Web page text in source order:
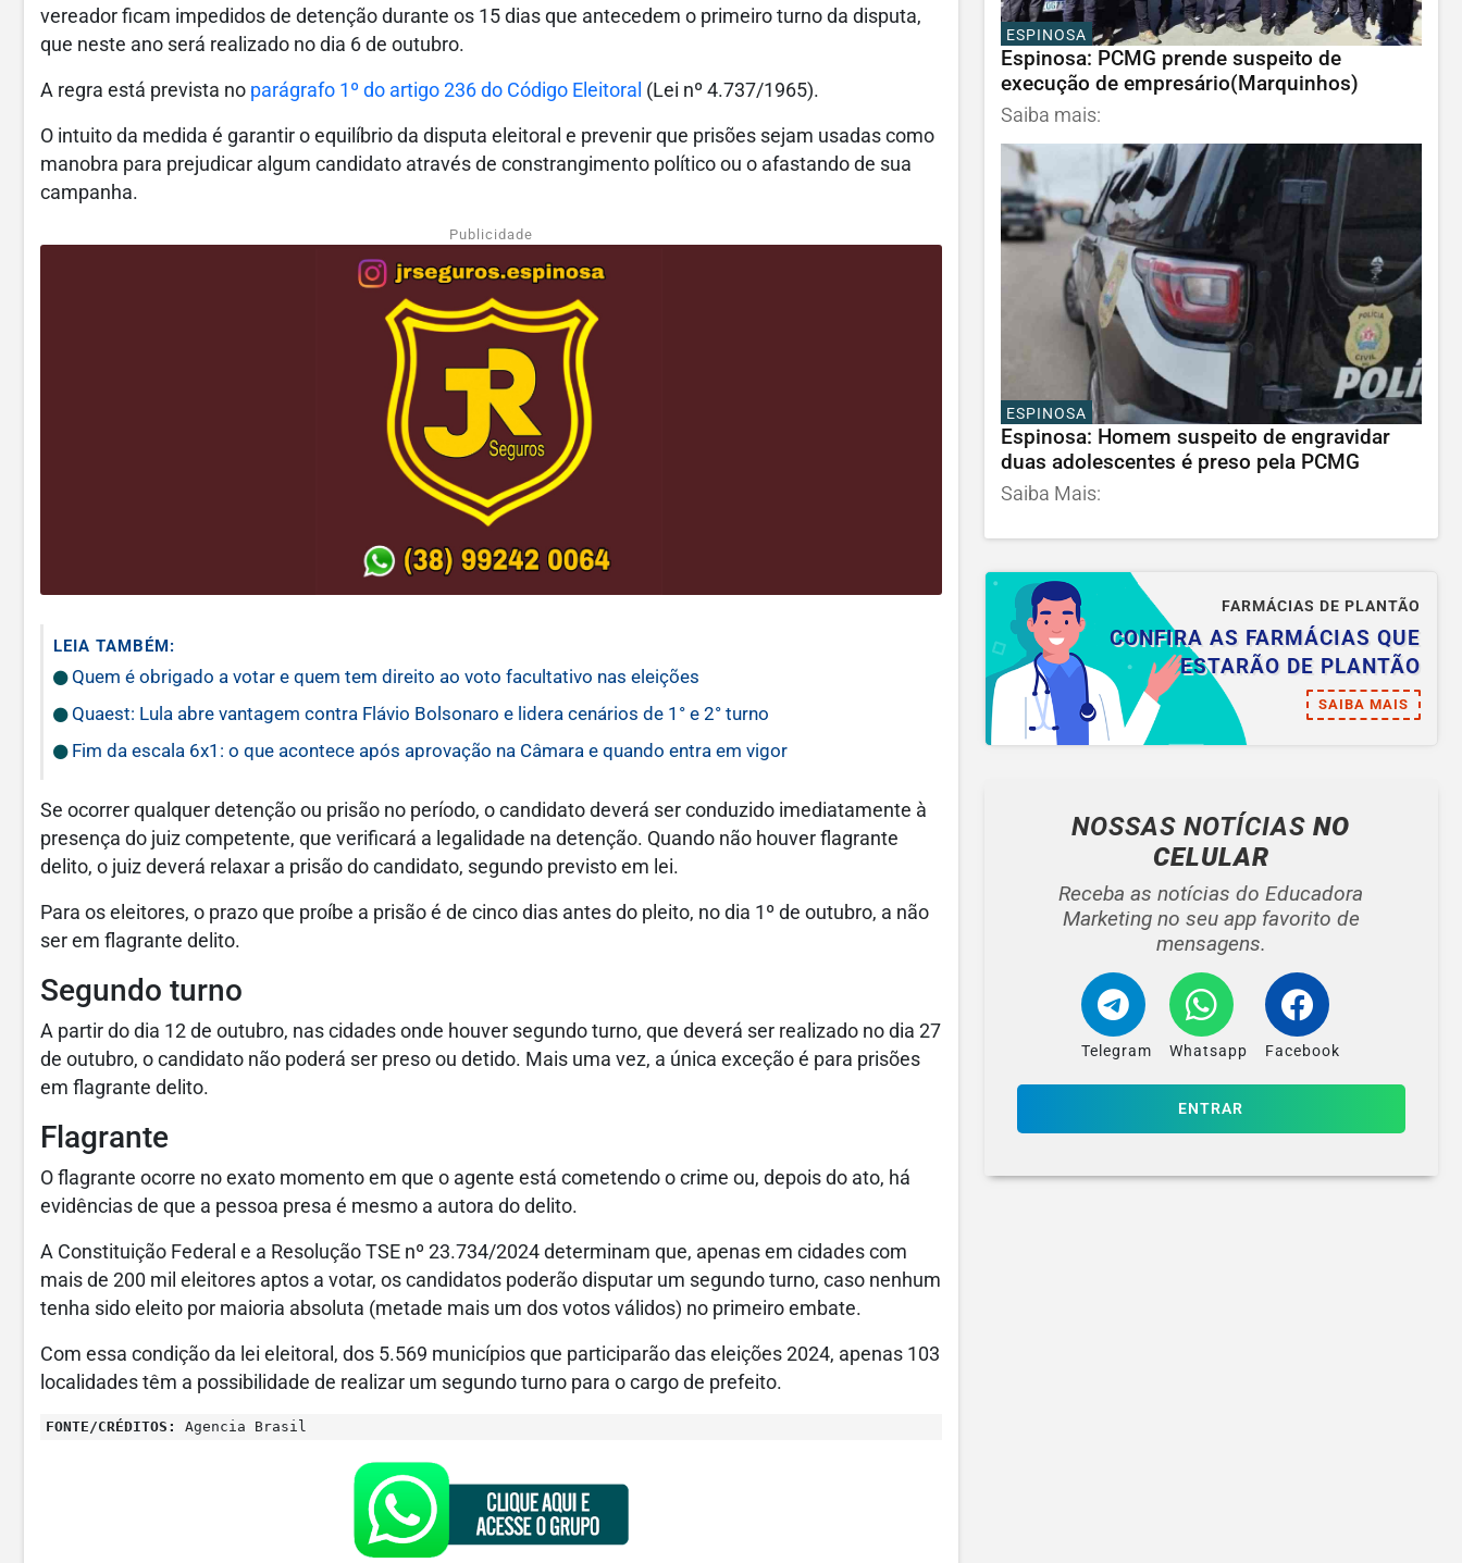
vereador ficam impedidos de detenção durante os 15 dias que antecedem o primeiro turno da disputa,
que neste ano será realizado no dia 6 de outubro.
A regra está prevista no parágrafo 1º do artigo 236 do Código Eleitoral (Lei nº 4.737/1965).
O intuito da medida é garantir o equilíbrio da disputa eleitoral e prevenir que prisões sejam usadas como
manobra para prejudicar algum candidato através de constrangimento político ou o afastando de sua
campanha.
Publicidade
LEIA TAMBÉM:
Quem é obrigado a votar e quem tem direito ao voto facultativo nas eleições
Quaest: Lula abre vantagem contra Flávio Bolsonaro e lidera cenários de 1° e 2° turno
Fim da escala 6x1: o que acontece após aprovação na Câmara e quando entra em vigor
Se ocorrer qualquer detenção ou prisão no período, o candidato deverá ser conduzido imediatamente à
presença do juiz competente, que verificará a legalidade na detenção. Quando não houver flagrante
delito, o juiz deverá relaxar a prisão do candidato, segundo previsto em lei.
Para os eleitores, o prazo que proíbe a prisão é de cinco dias antes do pleito, no dia 1º de outubro, a não
ser em flagrante delito.
Segundo turno
A partir do dia 12 de outubro, nas cidades onde houver segundo turno, que deverá ser realizado no dia 27
de outubro, o candidato não poderá ser preso ou detido. Mais uma vez, a única exceção é para prisões
em flagrante delito.
Flagrante
O flagrante ocorre no exato momento em que o agente está cometendo o crime ou, depois do ato, há
evidências de que a pessoa presa é mesmo a autora do delito.
A Constituição Federal e a Resolução TSE nº 23.734/2024 determinam que, apenas em cidades com
mais de 200 mil eleitores aptos a votar, os candidatos poderão disputar um segundo turno, caso nenhum
tenha sido eleito por maioria absoluta (metade mais um dos votos válidos) no primeiro embate.
Com essa condição da lei eleitoral, dos 5.569 municípios que participarão das eleições 2024, apenas 103
localidades têm a possibilidade de realizar um segundo turno para o cargo de prefeito.
FONTE/CRÉDITOS: Agencia Brasil
ESPINOSA
Espinosa: PCMG prende suspeito de
execução de empresário(Marquinhos)
Saiba mais:
ESPINOSA
Espinosa: Homem suspeito de engravidar
duas adolescentes é preso pela PCMG
Saiba Mais:
FARMÁCIAS DE PLANTÃO
CONFIRA AS FARMÁCIAS QUE
ESTARÃO DE PLANTÃO
SAIBA MAIS
NOSSAS NOTÍCIASNO
CELULAR
Receba as notícias do Educadora
Marketing no seu app favorito de
mensagens.
Telegram Whatsapp Facebook
ENTRAR